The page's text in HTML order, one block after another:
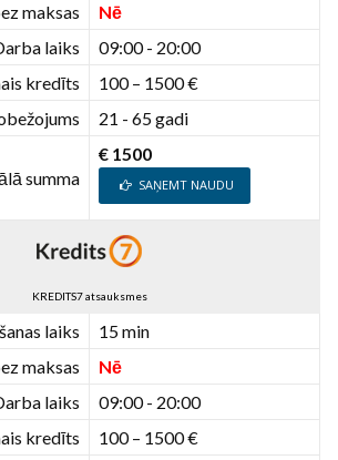
maksas
Nē
laiks
09:00 - 20:00
kredīts
100 – 1500 €
21 - 65 gadi
summa
€ 1500
SAŅEMT NAUDU
KREDITS7 atsauksmes
laiks
15 min
maksas
Nē
laiks
09:00 - 20:00
kredīts
100 – 1500 €